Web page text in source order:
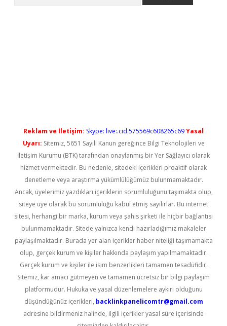
Reklam ve İletişim: Skype: live:.cid.575569c608265c69Yasal
Uyarı: Sitemiz, 5651 Sayılı Kanun gereğince Bilgi Teknolojileri ve
İletişim Kurumu (BTK) tarafından onaylanmış bir Yer Sağlayıcı olarak
hizmet vermektedir. Bu nedenle, sitedeki içerikleri proaktif olarak
denetleme veya araştırma yükümlülüğümüz bulunmamaktadır.
Ancak, üyelerimiz yazdıkları içeriklerin sorumluluğunu taşımakta olup,
siteye üye olarak bu sorumluluğu kabul etmiş sayılırlar. Bu internet
sitesi, herhangi bir marka, kurum veya şahıs şirketi ile hiçbir bağlantısı
bulunmamaktadır. Sitede yalnızca kendi hazırladığımız makaleler
paylaşılmaktadır. Burada yer alan içerikler haber niteliği taşımamakta
olup, gerçek kurum ve kişiler hakkında paylaşım yapılmamaktadır.
Gerçek kurum ve kişiler ile isim benzerlikleri tamamen tesadüfidir.
Sitemiz, kar amacı gütmeyen ve tamamen ücretsiz bir bilgi paylaşım
platformudur. Hukuka ve yasal düzenlemelere aykırı olduğunu
düşündüğünüz içerikleri, backlinkpanelicomtr@gmail.com
adresine bildirmeniz halinde, ilgili içerikler yasal süre içerisinde